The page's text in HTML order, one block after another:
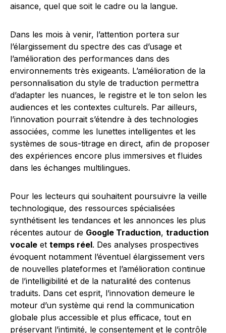
aisance, quel que soit le cadre ou la langue.
Dans les mois à venir, l’attention portera sur
l’élargissement du spectre des cas d’usage et
l’amélioration des performances dans des
environnements très exigeants. L’amélioration de la
personnalisation du style de traduction permettra
d’adapter les nuances, le registre et le ton selon les
audiences et les contextes culturels. Par ailleurs,
l’innovation pourrait s’étendre à des technologies
associées, comme les lunettes intelligentes et les
systèmes de sous-titrage en direct, afin de proposer
des expériences encore plus immersives et fluides
dans les échanges multilingues.
Pour les lecteurs qui souhaitent poursuivre la veille
technologique, des ressources spécialisées
synthétisent les tendances et les annonces les plus
récentes autour de Google Traduction, traduction
vocale et temps réel. Des analyses prospectives
évoquent notamment l’éventuel élargissement vers
de nouvelles plateformes et l’amélioration continue
de l’intelligibilité et de la naturalité des contenus
traduits. Dans cet esprit, l’innovation demeure le
moteur d’un système qui rend la communication
globale plus accessible et plus efficace, tout en
préservant l’intimité, le consentement et le contrôle